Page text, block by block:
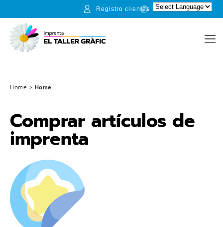
Registro clientes
Home > Home
Comprar artículos de
imprenta